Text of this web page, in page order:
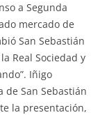
a Segunda
mercado de
San Sebastián
Real Sociedad y
Iñigo
San Sebastián
la presentación,